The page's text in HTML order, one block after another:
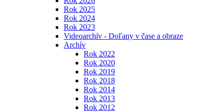
Rok 2025
Rok 2024
Rok 2023
Videoarchív - Doľany v čase a obraze
Archív
Rok 2022
Rok 2020
Rok 2019
Rok 2018
Rok 2014
Rok 2013
Rok 2012